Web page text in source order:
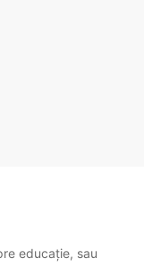
educație, sau